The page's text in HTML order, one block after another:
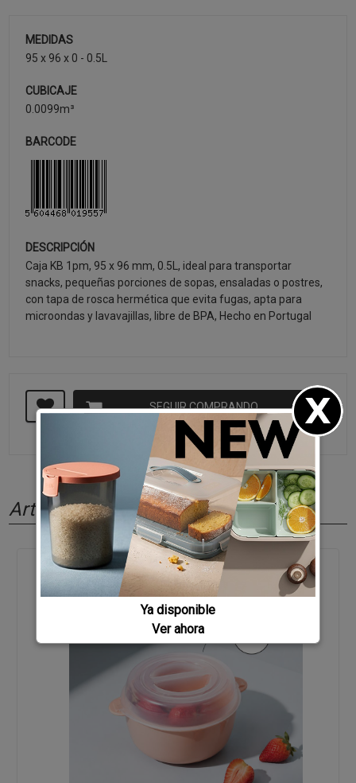
MEDIDAS
95 x 96 x 0 - 0.5L
CUBICAJE
0.0099m³
BARCODE
DESCRIPCIÓN
Caja KB 1pm, 95 x 96 mm, 0.5L, ideal para transportar
snacks, pequeñas porciones de sopas, ensaladas o postres,
con tapa de rosca hermética que evita fugas, apta para
microondas y lavavajillas, libre de BPA, Hecho en Portugal
SEGUIR COMPRANDO
Artículos relacionados
Ya disponible
Ver ahora